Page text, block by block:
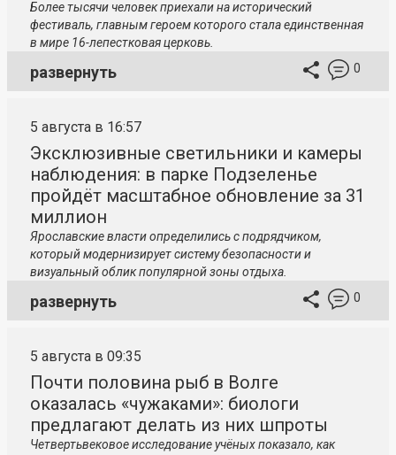
Более тысячи человек приехали на исторический
фестиваль, главным героем которого стала единственная
в мире 16-лепестковая церковь.
развернуть 0
5 августа в 16:57
Эксклюзивные светильники и камеры
наблюдения: в парке Подзеленье
пройдёт масштабное обновление за 31
миллион
Ярославские власти определились с подрядчиком,
который модернизирует систему безопасности и
визуальный облик популярной зоны отдыха.
развернуть 0
5 августа в 09:35
Почти половина рыб в Волге
оказалась «чужаками»: биологи
предлагают делать из них шпроты
Четвертьвековое исследование учёных показало, как